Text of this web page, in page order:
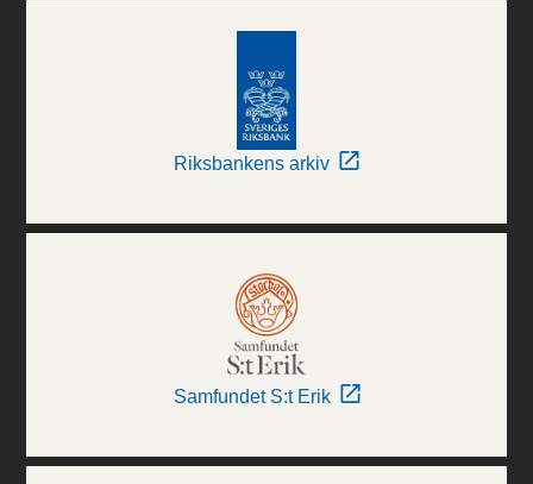
Riksbankens arkiv
Samfundet S:t Erik